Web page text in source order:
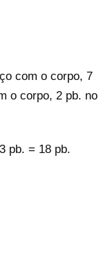
com o corpo, 7
o corpo, 2 pb. no
pb. = 18 pb.